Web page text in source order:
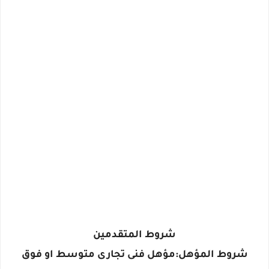
شروط المتقدمين
شروط المؤهل:مؤهل فنى تجارى متوسط او فوق